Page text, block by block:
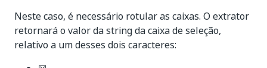
Neste caso, é necessário rotular as caixas. O extrator
retornará o valor da string da caixa de seleção,
relativo a um desses dois caracteres: